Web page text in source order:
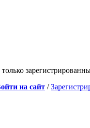
на сайт /